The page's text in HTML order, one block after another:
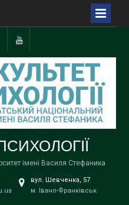
Twitter YouTube
імені Василя Стефаника
вул. Шевченка, 57
м. Івано-Франківськ